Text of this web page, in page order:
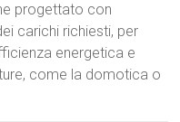
progettato con
carichi richiesti, per
energetica e
come la domotica o